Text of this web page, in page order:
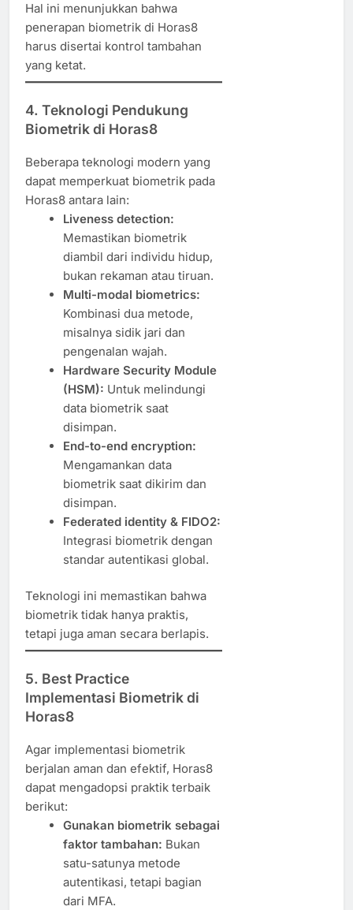
Hal ini menunjukkan bahwa
penerapan biometrik di Horas8
harus disertai kontrol tambahan
yang ketat.
4. Teknologi Pendukung
Biometrik di Horas8
Beberapa teknologi modern yang
dapat memperkuat biometrik pada
Horas8 antara lain:
Liveness detection:
Memastikan biometrik
diambil dari individu hidup,
bukan rekaman atau tiruan.
Multi-modal biometrics:
Kombinasi dua metode,
misalnya sidik jari dan
pengenalan wajah.
Hardware Security Module
(HSM): Untuk melindungi
data biometrik saat
disimpan.
End-to-end encryption:
Mengamankan data
biometrik saat dikirim dan
disimpan.
Federated identity & FIDO2:
Integrasi biometrik dengan
standar autentikasi global.
Teknologi ini memastikan bahwa
biometrik tidak hanya praktis,
tetapi juga aman secara berlapis.
5. Best Practice
Implementasi Biometrik di
Horas8
Agar implementasi biometrik
berjalan aman dan efektif, Horas8
dapat mengadopsi praktik terbaik
berikut:
Gunakan biometrik sebagai
faktor tambahan: Bukan
satu-satunya metode
autentikasi, tetapi bagian
dari MFA.